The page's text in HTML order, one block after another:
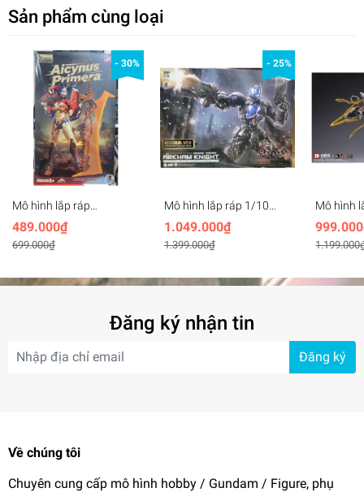
Sản phẩm cùng loại
- 30%
Mô hình lắp ráp
Transformer AICYNUS
Primera MBREED –
Infinite Charm
489.000₫
699.000₫
- 25%
Mô hình lắp ráp 1/10
Batman Arkham Knight -
Hemoxian
1.049.000₫
1.399.000₫
Mô hình
Zodiac
Đăng ký nhận tin
Đăng ký
Về chúng tôi
Chuyên cung cấp mô hình hobby / Gundam / Figure, phụ